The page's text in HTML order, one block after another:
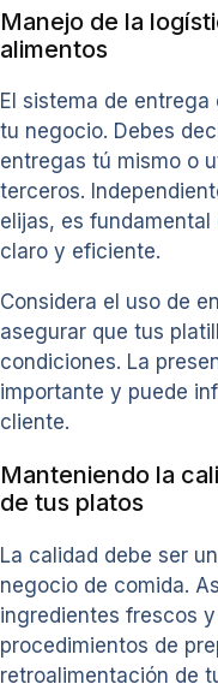
Manejo de la
alimentos
El sistema de
tu negocio. Debes
entregas tú mismo o
terceros.
elijas, es
claro y eficiente.
Considera el uso de
asegurar que tus
condiciones. La
importante y puede
cliente.
Manteniendo la
de tus platos
La calidad debe ser
negocio de comida.
ingredientes frescos
procedimientos de
retroalimentación de